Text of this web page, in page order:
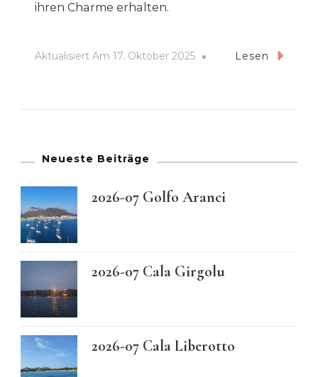
ihren Charme erhalten.
Aktualisiert Am 17. Oktober 2025 Lesen
Neueste Beiträge
2026-07 Golfo Aranci
2026-07 Cala Girgolu
2026-07 Cala Liberotto